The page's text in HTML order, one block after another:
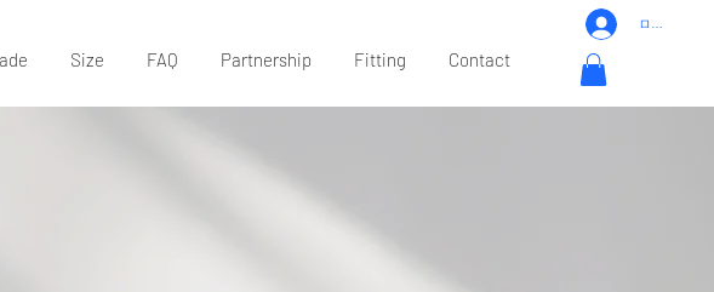
Size FAQ Partnership Fitting Contact
ログイン